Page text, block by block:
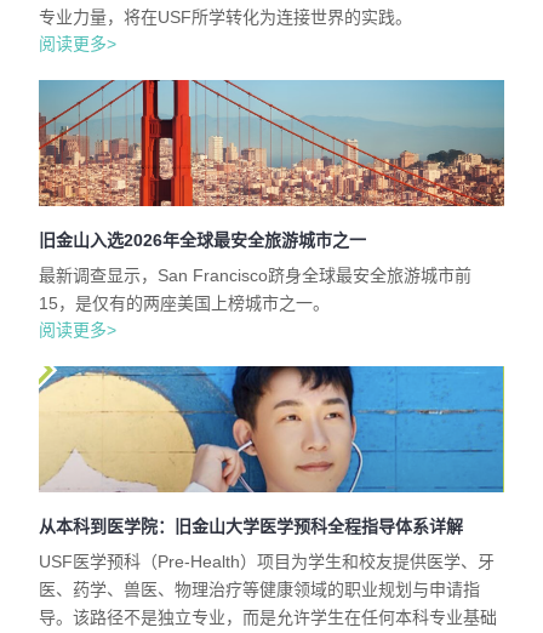
专业力量，将在USF所学转化为连接世界的实践。
阅读更多>
旧金山入选2026年全球最安全旅游城市之一
最新调查显示，San Francisco跻身全球最安全旅游城市前
15，是仅有的两座美国上榜城市之一。
阅读更多>
从本科到医学院：旧金山大学医学预科全程指导体系详解
USF医学预科（Pre-Health）项目为学生和校友提供医学、牙
医、药学、兽医、物理治疗等健康领域的职业规划与申请指
导。该路径不是独立专业，而是允许学生在任何本科专业基础